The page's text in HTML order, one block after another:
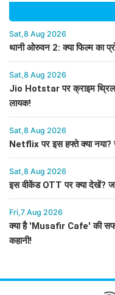
Sat,8 Aug 2026
थानी ओरुवन 2: क्या फिल्म का
Sat,8 Aug 2026
Jio Hotstar पर क्राइम
लायक!
Sat,8 Aug 2026
Netflix पर इस हफ्ते क्या नया?
Sat,8 Aug 2026
इस वीकेंड OTT पर क्या देखें?
Fri,7 Aug 2026
क्या है 'Musafir Cafe' की
कहानी!